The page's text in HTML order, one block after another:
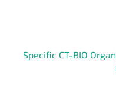
Specific CT-BIO